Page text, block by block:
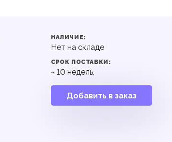
НАЛИЧИЕ:
Нет на складе
СРОК ПОСТАВКИ:
~ 10 недель,
Добавить в заказ